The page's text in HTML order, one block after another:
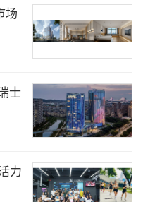
许经营和授权拥有
、游轮、户外及其他
端、精选、中端、长
旅享家（Marriott
访问官网www.marriot
享家MarriottBonvoy"
场
士
力